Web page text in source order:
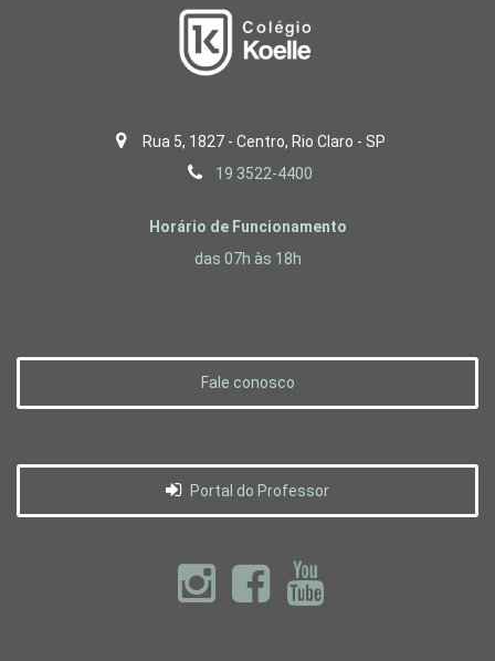
Rua 5, 1827 - Centro, Rio Claro - SP
19 3522-4400
Horário de Funcionamento
das 07h às 18h
Fale conosco
Portal do Professor